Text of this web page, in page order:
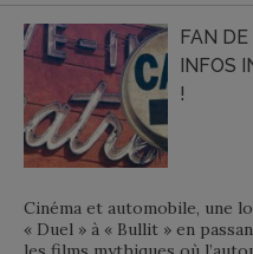
FAN
INFOS
!
Cinéma et automobile, une
« Duel » à « Bullit » en